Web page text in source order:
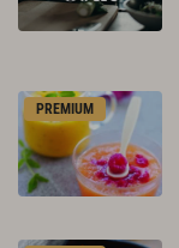
PREMIUM